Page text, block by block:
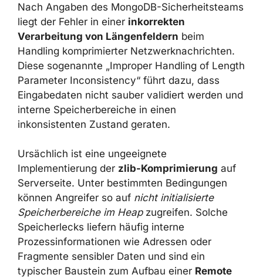
Nach Angaben des MongoDB-
Sicherheitsteams liegt der Fehler in einer
inkorrekten Verarbeitung von
Längenfeldernbeim Handling komprimierter
Netzwerknachrichten. Diese sogenannte
„Improper Handling of Length Parameter
Inconsistency“ führt dazu, dass Eingabedaten
nicht sauber validiert werden und interne
Speicherbereiche in einen inkonsistenten
Ursächlich ist eine ungeeignete
Implementierung derzlib-Komprimierungauf
Serverseite. Unter bestimmten Bedingungen
können Angreifer so aufnicht initialisierte
Speicherbereiche im Heapzugreifen. Solche
Speicherlecks liefern häufig interne
Prozessinformationen wie Adressen oder
Fragmente sensibler Daten und sind ein